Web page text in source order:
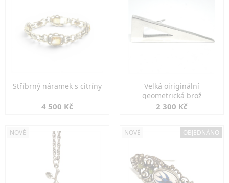
Stříbrný náramek s citríny
4 500 Kč
Velká oiriginální
geometrická brož
2 300 Kč
NOVÉ NOVÉ OBJEDNÁNO